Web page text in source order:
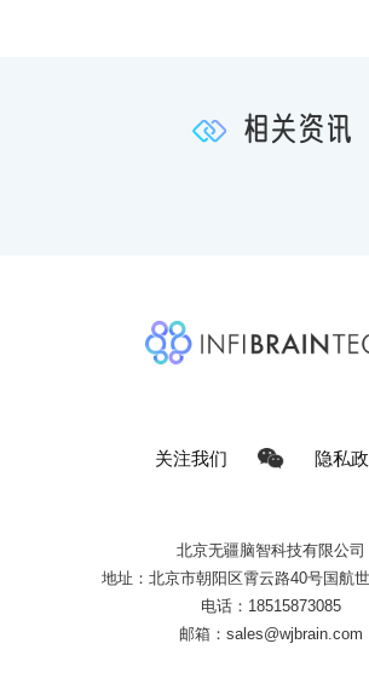
相关资讯
关注我们 隐私
北京无疆脑智科技有限公司
地址：北京市朝阳区霄云路40号国航
电话：18515873085
邮箱：sales@wjbrain.com